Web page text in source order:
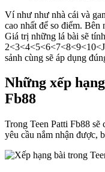
Ví như như nhà cái và
cao nhất để so điểm. Bên
Giá trị những lá bài sẽ
sảnh cùng sẽ áp dụng
Những xếp
Fb88
Trong Teen Patti Fb88 sẽ
yêu cầu nắm nhận được,